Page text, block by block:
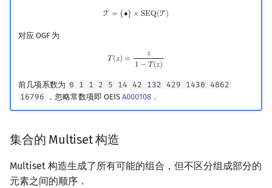
T = {∙} × SEQ(T )
T ={∙}× SEQ(T)
对应 OGF 为
𝑇(𝑧) =
𝑧
1 − 𝑇(𝑧)
T( z)= T(z
前几项系数为 0 1 1 2 5 14 42 132 429 1430 4862
16796
，忽略常数项即 OEIS A000108 ．
集合的 Multiset 构造
Multiset 构造生成了所有可能的组合，但不区分组成部分的
元素之间的顺序．